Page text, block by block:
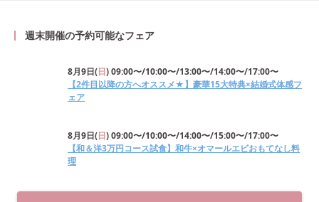
週末開催の予約可能なフェア
8月9日(日)09:00〜/10:00〜/13:00〜/14:00〜/17:00〜
【2件目以降の方へオススメ★】豪華15大特典×結婚式体感フ
ェア
8月9日(日)09:00〜/10:00〜/14:00〜/15:00〜/17:00〜
【和＆洋3万円コース試食】和牛×オマールエビおもてなし料
理